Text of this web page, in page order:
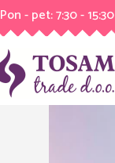
Pon - pet: 7:30 - 15:30